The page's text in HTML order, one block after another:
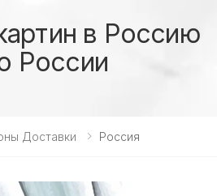
в Россию
России
Доставки Россия